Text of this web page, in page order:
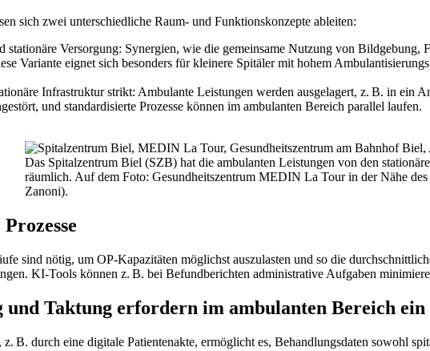
sich zwei unterschiedliche Raum- und Funktionskonzepte ableiten:
stationäre Versorgung: Synergien, wie die gemeinsame Nutzung von
Variante eignet sich besonders für kleinere Spitäler mit hohem
Infrastruktur strikt: Ambulante Leistungen werden ausgelagert, z. B. in ein
und standardisierte Prozesse können im ambulanten Bereich parallel laufen.
Das Spitalzentrum Biel (SZB) hat die ambulanten Leistungen von den
räumlich. Auf dem Foto: Ge­sund­heits­zen­trum MEDIN La Tour in der Nähe
Zanoni).
sind nötig, um OP-Kapazitäten möglichst auszulasten und so die
KI-Tools können z. B. bei Befundberichten administrative Aufgaben
Taktung erfordern im ambulanten Bereich
B. durch eine digitale Patientenakte, ermöglicht es, Behandlungsdaten sowohl